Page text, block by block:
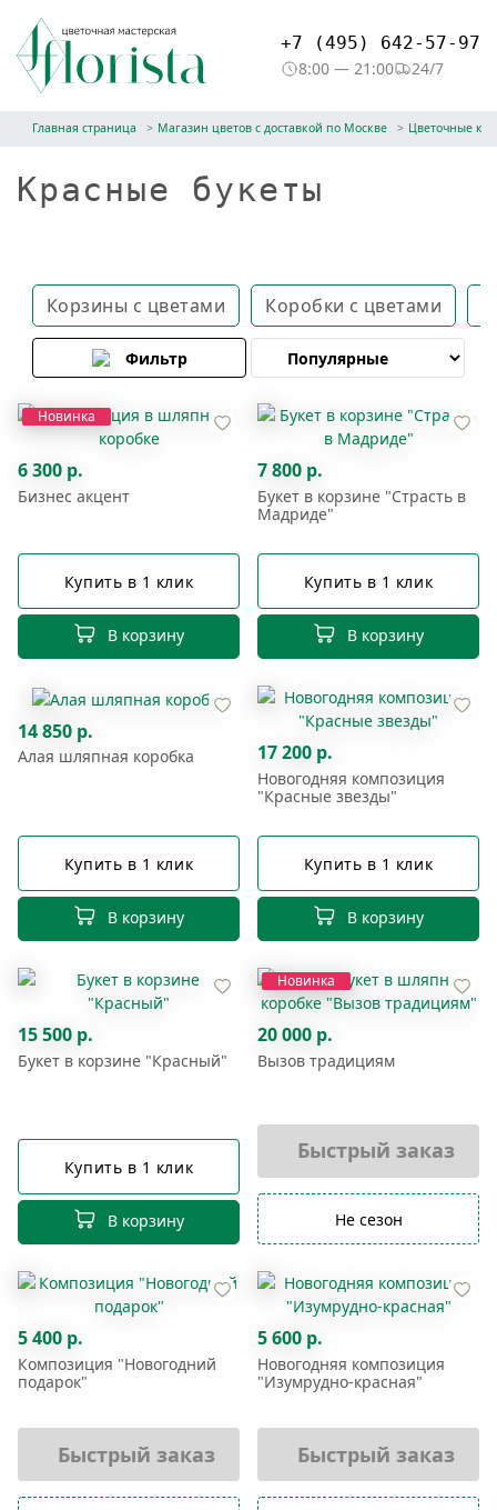
+7 (495) 642-57-97
8:00 — 21:00
24/7
Главная страница Магазин цветов с доставкой по Москве Цветочные
Красные букеты
Корзины с цветами Коробки с цветами
Фильтр
Новинка
6 300 р.
Бизнес акцент
Купить в 1 клик
В корзину
7 800 р.
Букет в корзине "Страсть в
Мадриде"
Купить в 1 клик
В корзину
14 850 р.
Алая шляпная коробка
Купить в 1 клик
В корзину
17 200 р.
Новогодняя композиция
"Красные звезды"
Купить в 1 клик
В корзину
15 500 р.
Букет в корзине "Красный"
Купить в 1 клик
В корзину
Новинка
20 000 р.
Вызов традициям
Быстрый заказ
Не сезон
5 400 р.
Композиция "Новогодний
подарок"
Быстрый заказ
5 600 р.
Новогодняя композиция
"Изумрудно-красная"
Быстрый заказ